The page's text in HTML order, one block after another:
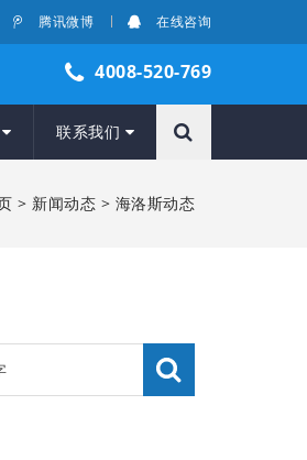
腾讯微博 在线咨询
4008-520-769
联系我们
> 新闻动态 > 海洛斯动态